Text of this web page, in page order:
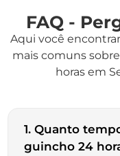
FAQ -
Aqui você
mais comuns
horas em
1. Quanto
guincho 24